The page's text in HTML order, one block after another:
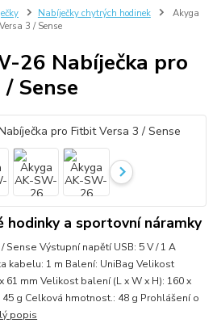
Nabíječky chytrých hodinek
Akyga
3 / Sense
26 Nabíječka pro
Sense
hodinky a sportovní náramky
Výstupní napětí USB: 5 V / 1 A
kabelu: 1 m Balení: UniBag Velikost
61 mm Velikost balení (L x W x H): 160 x
g Celková hmotnost.: 48 g Prohlášení o
popis